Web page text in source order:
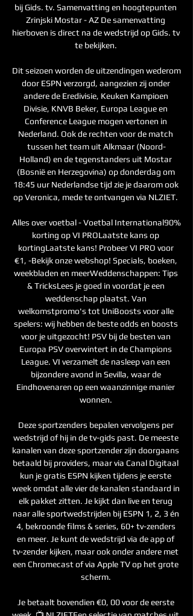
bij Gids. tv. Samenvatting en hoogtepunten
Zrinjski Mostar - AZ De samenvatting
hierboven is direct na de wedstrijd op Gids. tv
te bekijken.
Dit seizoen worden de uitzendingen wederom
door ESPN verzorgd, aangezien zij onder
andere de Eredivisie, Keuken Kampioen
Divisie, KNVB Beker, Europa League en
Conference League mogen vertonen in
Nederland. Ook de rechten voor de match
tussen het team uit Alkmaar (Noord-
Holland) en de tegenstanders uit Mostar
(Bosnië en Herzegovina) op donderdag om
18:45 uur Nederlandse tijd zie je daarom ook
op Veronica, mede te ontvangen via NLZIET.
Alles over voetbal - Voetbal International90%
korting op VI PROLaatste kans op
kortingLaatste kans! Probeer VI PRO voor
€1, -Bekijk onze webshop! Specials, boeken,
weekbladen en meerWeddenschappen: Tips
& TricksLees je goed in voordat je een
weddenschap plaatst. Van
welkomstpromo's tot UniBoosts voor alle
spelers: wij hebben de beste odds en boosts
voor je uitgezocht! PSV bij de besten van
Europa PSV overwintert in de Champions
League. VI verzamelt de nasleep van een
bijzondere avond in Sevilla, waar de
Eindhovenaren op een waanzinnige manier
wonnen.
Deze sportzenders bepalen vervolgens per
wedstrijd of hij in de tv-gids past. De meeste
kanalen van deze sportzender zijn doorgaans
betaald bij providers, maar via Canal Digitaal
kun je gratis ESPN kijken tijdens je eerste
week omdat alle vier de kanalen standaard in
elk pakket zitten. Je kijkt dan live en terug
naar alle sportwedstrijden bij ESPN 1, 2, 3 én
4, bekroonde films & series, 60+ tv-zenders
en meer. Je kunt de wedstrijd via de app of
tv-zender kijken, maar ook onder andere met
een Chromecast of via Apple TV op het grote
scherm.
Je betaalt bovendien €0, 00 voor de eerste